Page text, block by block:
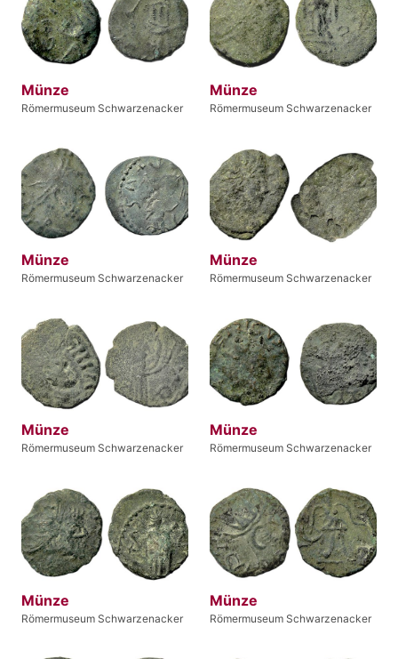
Münze
Römermuseum Schwarzenacker
Münze
Römermuseum Schwarzenacker
Münze
Römermuseum Schwarzenacker
Münze
Römermuseum Schwarzenacker
Münze
Römermuseum Schwarzenacker
Münze
Römermuseum Schwarzenacker
Münze
Römermuseum Schwarzenacker
Münze
Römermuseum Schwarzenacker